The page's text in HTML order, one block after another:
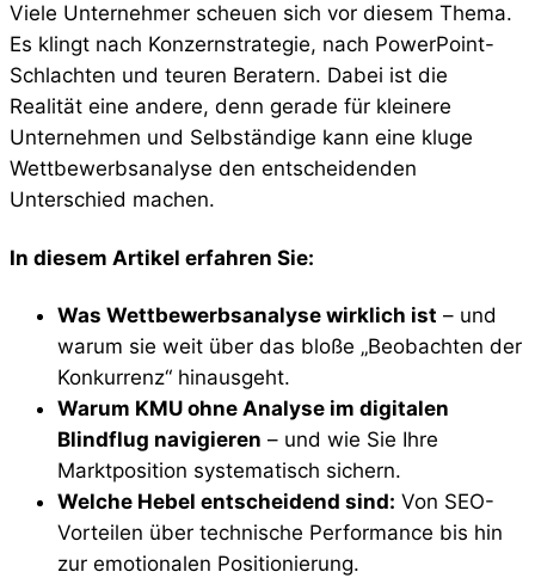
Viele Unternehmer scheuen sich vor diesem Thema.
Es klingt nach Konzernstrategie, nach PowerPoint-
Schlachten und teuren Beratern. Dabei ist die
Realität eine andere, denn gerade für kleinere
Unternehmen und Selbständige kann eine kluge
Wettbewerbsanalyse den entscheidenden
Unterschied machen.
In diesem Artikel erfahren Sie:
Was Wettbewerbsanalyse wirklich ist – und
warum sie weit über das bloße „Beobachten der
Konkurrenz“ hinausgeht.
Warum KMU ohne Analyse im digitalen
Blindflug navigieren – und wie Sie Ihre
Marktposition systematisch sichern.
Welche Hebel entscheidend sind: Von SEO-
Vorteilen über technische Performance bis hin
zur emotionalen Positionierung.